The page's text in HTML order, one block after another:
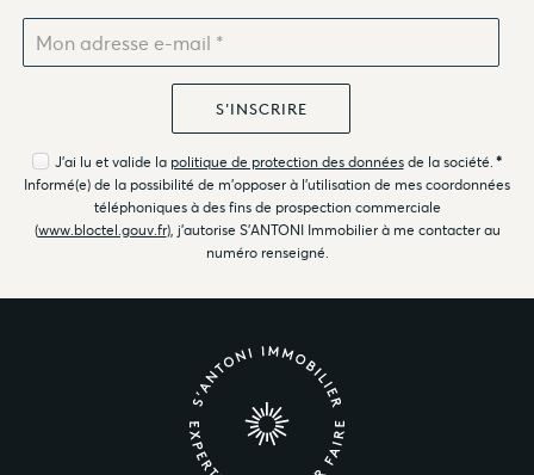
J'ai lu et valide la politique de protection des donnéesde la société. *
Informé(e) de la possibilité de m'opposer à l'utilisation de mes coordonnées
téléphoniques à des fins de prospection commerciale
(www.bloctel.gouv.fr), j'autorise S'ANTONI Immobilier à me contacter au
numéro renseigné.